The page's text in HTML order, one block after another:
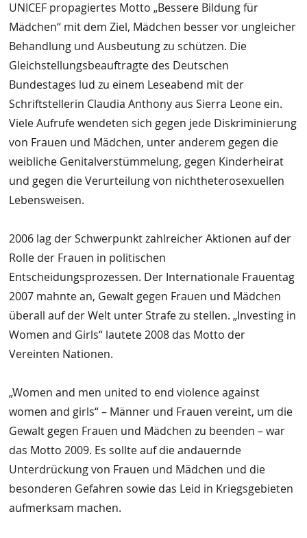
UNICEF propagiertes Motto „Bessere Bildung für
Mädchen“ mit dem Ziel, Mädchen besser vor ungleicher
Behandlung und Ausbeutung zu schützen. Die
Gleichstellungsbeauftragte des Deutschen
Bundestages lud zu einem Leseabend mit der
Schriftstellerin Claudia Anthony aus Sierra Leone ein.
Viele Aufrufe wendeten sich gegen jede Diskriminierung
von Frauen und Mädchen, unter anderem gegen die
weibliche Genitalverstümmelung, gegen Kinderheirat
und gegen die Verurteilung von nichtheterosexuellen
Lebensweisen.
2006 lag der Schwerpunkt zahlreicher Aktionen auf der
Rolle der Frauen in politischen
Entscheidungsprozessen. Der Internationale Frauentag
2007 mahnte an, Gewalt gegen Frauen und Mädchen
überall auf der Welt unter Strafe zu stellen. „Investing in
Women and Girls“ lautete 2008 das Motto der
Vereinten Nationen.
„Women and men united to end violence against
women and girls“ – Männer und Frauen vereint, um die
Gewalt gegen Frauen und Mädchen zu beenden – war
das Motto 2009. Es sollte auf die andauernde
Unterdrückung von Frauen und Mädchen und die
besonderen Gefahren sowie das Leid in Kriegsgebieten
aufmerksam machen.